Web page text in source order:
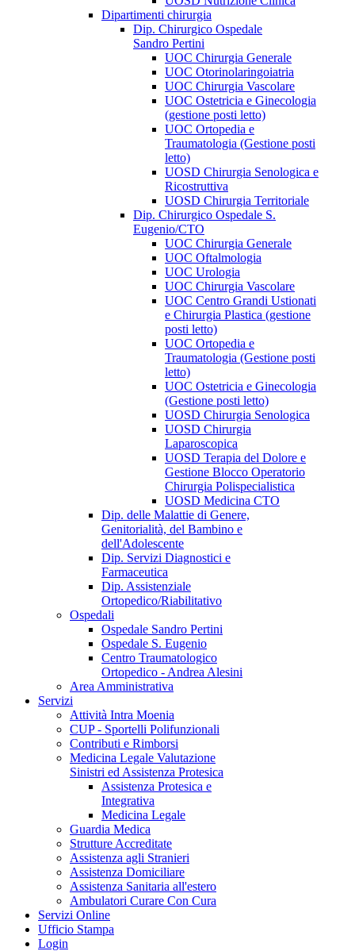
Dipartimenti chirurgia
Dip. Chirurgico Ospedale
Sandro Pertini
UOC Chirurgia Generale
UOC Otorinolaringoiatria
UOC Chirurgia Vascolare
UOC Ostetricia e Ginecologia
(gestione posti letto)
UOC Ortopedia e
Traumatologia (Gestione posti
letto)
UOSD Chirurgia Senologica e
Ricostruttiva
UOSD Chirurgia Territoriale
Dip. Chirurgico Ospedale S.
Eugenio/CTO
UOC Chirurgia Generale
UOC Oftalmologia
UOC Urologia
UOC Chirurgia Vascolare
UOC Centro Grandi Ustionati
e Chirurgia Plastica (gestione
posti letto)
UOC Ortopedia e
Traumatologia (Gestione posti
letto)
UOC Ostetricia e Ginecologia
(Gestione posti letto)
UOSD Chirurgia Senologica
UOSD Chirurgia
Laparoscopica
UOSD Terapia del Dolore e
Gestione Blocco Operatorio
Chirurgia Polispecialistica
UOSD Medicina CTO
Dip. delle Malattie di Genere,
Genitorialità, del Bambino e
dell'Adolescente
Dip. Servizi Diagnostici e
Farmaceutica
Dip. Assistenziale
Ortopedico/Riabilitativo
Ospedali
Ospedale Sandro Pertini
Ospedale S. Eugenio
Centro Traumatologico
Ortopedico - Andrea Alesini
Area Amministrativa
Servizi
Attività Intra Moenia
CUP - Sportelli Polifunzionali
Contributi e Rimborsi
Medicina Legale Valutazione
Sinistri ed Assistenza Protesica
Assistenza Protesica e
Integrativa
Medicina Legale
Guardia Medica
Strutture Accreditate
Assistenza agli Stranieri
Assistenza Domiciliare
Assistenza Sanitaria all'estero
Ambulatori Curare Con Cura
Servizi Online
Ufficio Stampa
Login